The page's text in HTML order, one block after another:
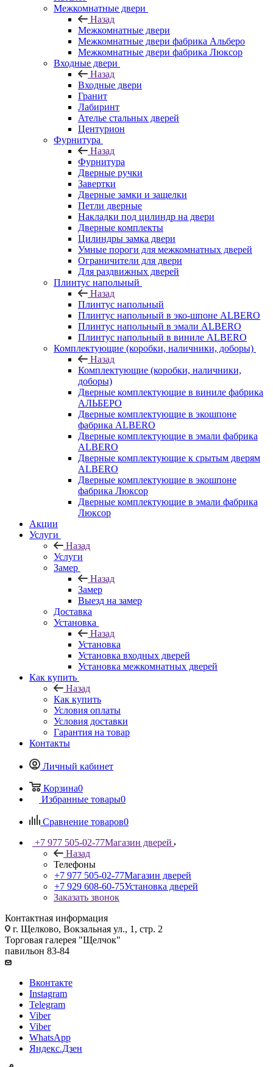
Межкомнатные двери
Назад
Межкомнатные двери
Межкомнатные двери фабрика Альберо
Межкомнатные двери фабрика Люксор
Входные двери
Назад
Входные двери
Гранит
Лабиринт
Ателье стальных дверей
Центурион
Фурнитура
Назад
Фурнитура
Дверные ручки
Завертки
Дверные замки и защелки
Петли дверные
Накладки под цилиндр на двери
Дверные комплекты
Цилиндры замка двери
Умные пороги для межкомнатных дверей
Ограничители для двери
Для раздвижных дверей
Плинтус напольный
Назад
Плинтус напольный
Плинтус напольный в эко-шпоне ALBERO
Плинтус напольный в эмали ALBERO
Плинтус напольный в виниле ALBERO
Комплектующие (коробки, наличники, доборы)
Назад
Комплектующие (коробки, наличники,
доборы)
Дверные комплектующие в виниле фабрика
АЛЬБЕРО
Дверные комплектующие в экошпоне
фабрика ALBERO
Дверные комплектующие в эмали фабрика
ALBERO
Дверные комплектующие к срытым дверям
ALBERO
Дверные комплектующие в экошпоне
фабрика Люксор
Дверные комплектующие в эмали фабрика
Люксор
Акции
Услуги
Назад
Услуги
Замер
Назад
Замер
Выезд на замер
Доставка
Установка
Назад
Установка
Установка входных дверей
Установка межкомнатных дверей
Как купить
Назад
Как купить
Условия оплаты
Условия доставки
Гарантия на товар
Контакты
Личный кабинет
Корзина0
Избранные товары0
Сравнение товаров0
+7 977 505-02-77Магазин дверей
Назад
Телефоны
+7 977 505-02-77Магазин дверей
+7 929 608-60-75Установка дверей
Заказать звонок
Контактная информация
г. Щелково, Вокзальная ул., 1, стр. 2
Торговая галерея "Щелчок"
павильон 83-84
Вконтакте
Instagram
Telegram
Viber
Viber
WhatsApp
Яндекс.Дзен